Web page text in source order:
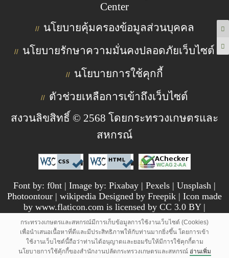
Center
// นโยบายคุ้มครองข้อมูลส่วนบุคคล
// นโยบายรักษาความมั่นคงปลอดภัยเว็บไซต์
// นโยบายการใช้คุกกี้
// ตัวช่วยเหลือการเข้าถึงเว็บไซต์
สงวนลิขสิทธิ์ © 2568 โดยกระทรวงเกษตรและ
สหกรณ์
Font by: f0nt | Image by: Pixabay | Pexels | Unsplash |
Photoontour | wikipedia Designed by Freepik | Icon made
by www.flaticon.com is licensed by CC 3.0 BY |
pngtree.com
กระทรวงเกษตรและสหกรณ์มีการเก็บข้อมูลการใช้งานเว็บไซต์ (Cookies)
เพื่อนำเสนอเนื้อหาที่ดีและมีประสิทธิภาพให้กับท่านมากยิ่งขึ้น โดยการเข้า
ใช้งานเว็บไซต์นี้ถือว่าท่านได้อนุญาตและยอมรับให้มีการใช้คุกกี้ตาม
นโยบายการใช้คุ้กกี้ของสำนักงานปลัดกระทรวงเกษตรและสหกรณ์ อ่านเพิ่ม